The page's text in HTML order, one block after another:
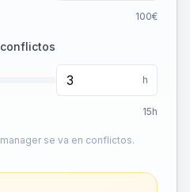
100€
h
15h
se va en conflictos.